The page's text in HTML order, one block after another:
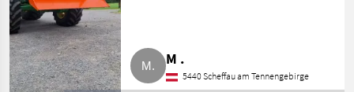
M .
5440 Scheffau am Tennengebirge